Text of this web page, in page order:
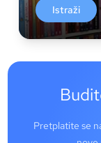
Istraži
Pretplatite se